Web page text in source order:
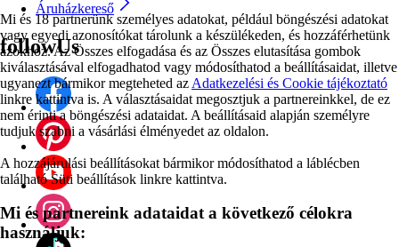
Mi és 18 partnerünk személyes adatokat, például böngészési adatokat
vagy egyedi azonosítókat tárolunk a készülékeden, és hozzáférhetünk
azokhoz. Az Összes elfogadása és az Összes elutasítása gombok
kiválasztásával elfogadhatod vagy módosíthatod a beállításaidat, illetve
ugyanezt bármikor megteheted az Adatkezelési és Cookie tájékoztató
linkre kattintva is. A választásaidat megosztjuk a partnereinkkel, de ez
nem érinti a böngészési adataidat. A beállításaid alapján személyre
tudjuk szabni a vásárlási élményedet az oldalon.
A hozzájárulási beállításokat bármikor módosíthatod a láblécben
található Süti beállítások linkre kattintva.
Mi és partnereink adataidat a következő célokra
használjuk:
Áruházkereső
followUs